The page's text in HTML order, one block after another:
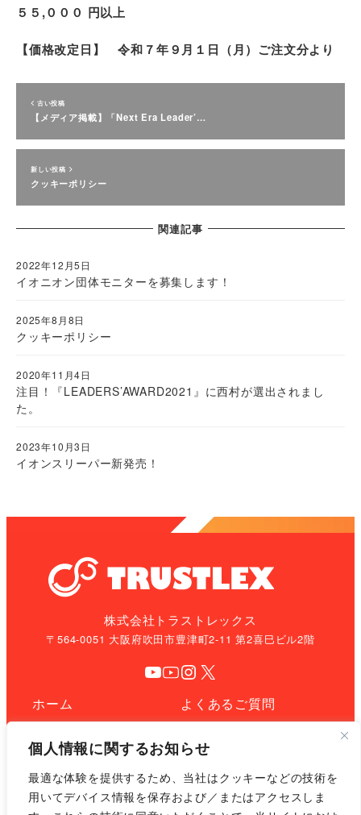
個人情報に関するお知らせ
最適な体験を提供するため、当社はクッキーなどの技術を
用いてデバイス情報を保存および／またはアクセスしま
５５,０００ 円以上
【価格改定日】 令和７年９月１日（月）ご注文分より
古い投稿
【メディア掲載】「Next Era Leader’…
新しい投稿
クッキーポリシー
関連記事
イオニオン団体モニターを募集します！
2022年12月5日
クッキーポリシー
2025年8月8日
注目！『LEADERS’AWARD2021』に西村が選出されまし
た。
2020年11月4日
イオンスリーパー新発売！
2023年10月3日
株式会社トラストレックス
〒564-0051 大阪府吹田市豊津町2-11 第2喜巳ビル2階
YouTube YouTube Instagram X
ホーム
事業紹介
企業情報
お知らせ
よくあるご質問
プライバシーポリシー
サイトマップ